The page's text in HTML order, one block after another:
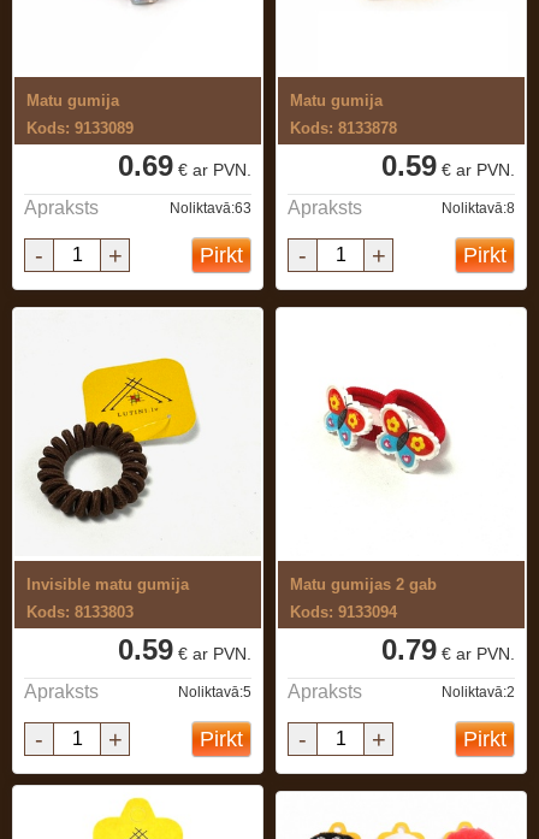
Matu gumija
Kods: 9133089
0.69 € ar PVN.
Apraksts Noliktavā:63
- + Pirkt
Matu gumija
Kods: 8133878
0.59 € ar PVN.
Apraksts Noliktavā:8
- + Pirkt
Invisible matu gumija
Kods: 8133803
0.59 € ar PVN.
Apraksts Noliktavā:5
- + Pirkt
Matu gumijas 2 gab
Kods: 9133094
0.79 € ar PVN.
Apraksts Noliktavā:2
- + Pirkt